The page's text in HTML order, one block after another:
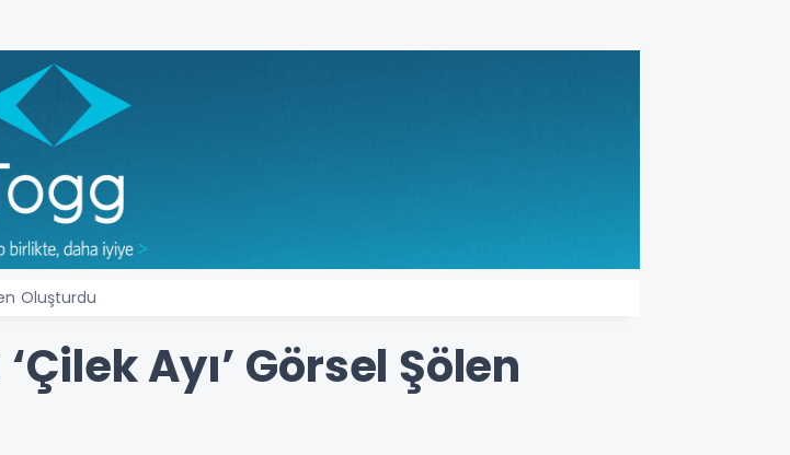
Oluşturdu
Ayı’ Görsel Şölen